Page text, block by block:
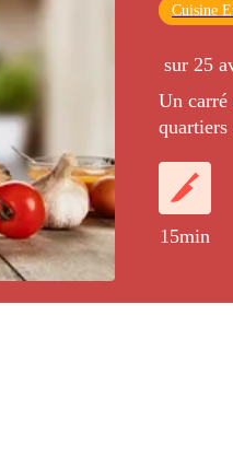
Cuisine
sur 25
Un carré
quartiers
15min